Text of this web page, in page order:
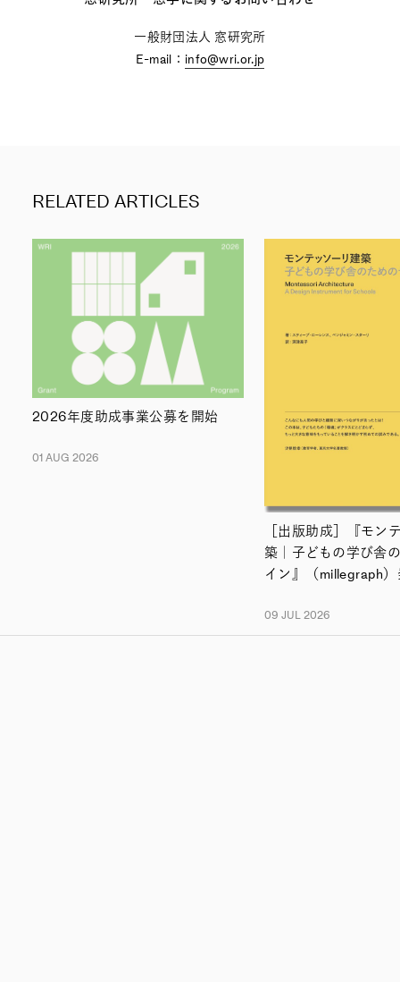
一般財団法人 窓研究所
E-mail： info@wri.or.jp
RELATED ARTICLES
2026年度助成事業公募を開始
01 AUG 2026
［出版助成］『モン
築｜子どもの学び舎
イン』（millegraph
09 JUL 2026